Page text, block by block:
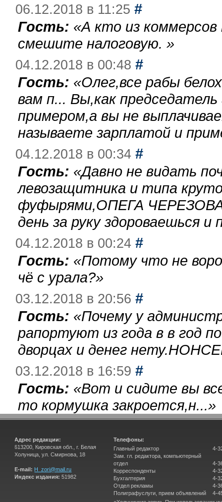
06.12.2018 в 11:25 #
Гость: «А кто из
смешите налоговую. »
04.12.2018 в 00:48 #
Гость: «Олег,все рабы
вам п... Вы,как
примером,а вы не
называете зарплатой и
04.12.2018 в 00:34 #
Гость: «Давно не видать
левозащитника и типа
фуфырями,ОПЕГА
день за руку здороваешься
04.12.2018 в 00:24 #
Гость: «Потому что не
чё с урала?»
03.12.2018 в 20:56 #
Гость: «Почему у
рапортуют из года в в год
дворцах и денег
03.12.2018 в 16:59 #
Гость: «Вот и сидите вы
то кормушка закроется,н...»
Адрес редакции:
613200, Кировская обл., г. Белая
Холуница, ул. Смирнова, 18
E-mail: H_zori@mail.ru
Индекс издания: 51982
Телефоны:
Главный редактор
Зам. гл. редактора, компьютерный
отдел
Корреспонденты
Бухгалтерия
Отдел рекламы
Полиграфуслуги, прием объявлений
4-
4-
4-
4-
4-
4-